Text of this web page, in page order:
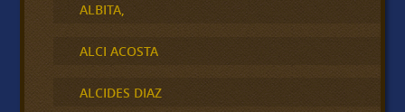
ALBITA,
ALCI ACOSTA
ALCIDES DIAZ